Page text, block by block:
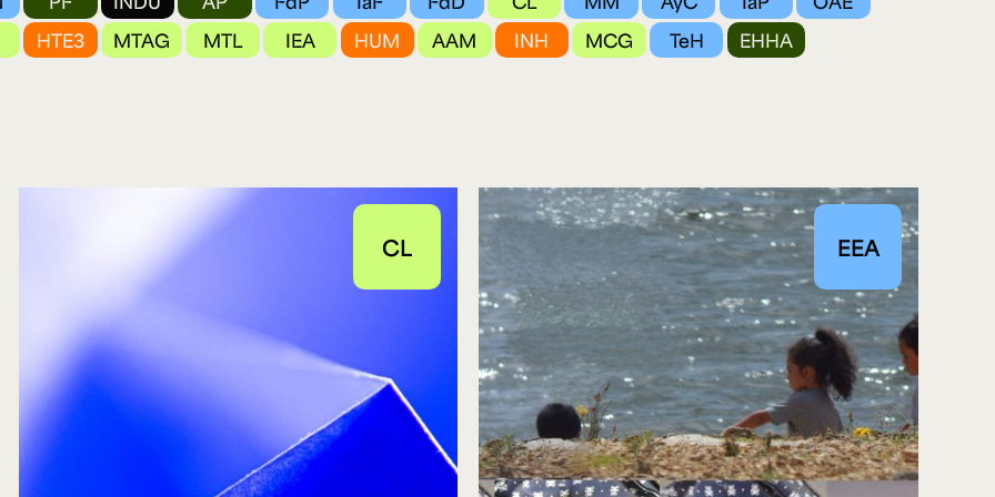
HTE3 MTAG MTL IEA HUM AAM INH MCG TeH EHHA
CL EEA